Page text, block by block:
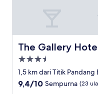
The Gallery
The Gallery Hotel Nai
Properti
bintang
3.5
1,5 km dari Titik Pandang
9.4
9,4/10 Sempurna (23